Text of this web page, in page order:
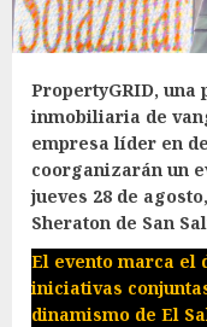
PropertyGRID,
inmobiliaria de
empresa líder en
coorganizarán un
jueves 28 de
Sheraton de San
El evento marca el
iniciativas
dinamismo de El